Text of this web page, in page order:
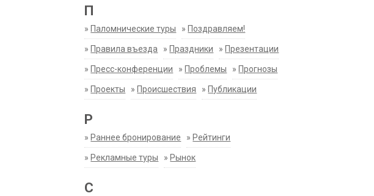
П
» Паломнические туры » Поздравляем!
» Правила въезда » Праздники » Презентации
» Пресс-конференции » Проблемы » Прогнозы
» Проекты » Происшествия » Публикации
Р
» Раннее бронирование » Рейтинги
» Рекламные туры » Рынок
С